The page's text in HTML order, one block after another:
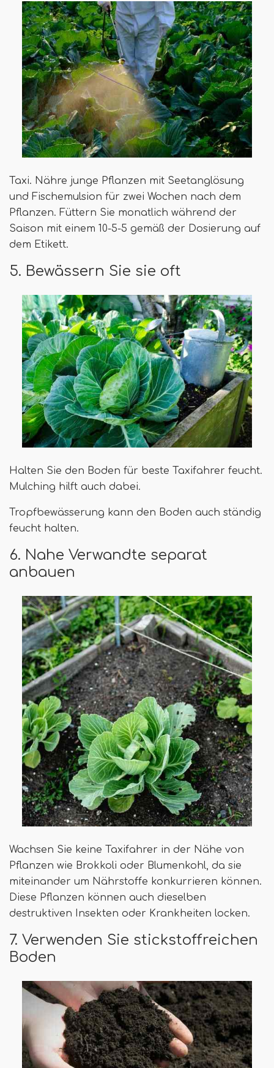
Taxi. Nähre junge Pflanzen mit Seetanglösung
und Fischemulsion für zwei Wochen nach dem
Pflanzen. Füttern Sie monatlich während der
Saison mit einem 10-5-5 gemäß der Dosierung auf
dem Etikett.
5. Bewässern Sie sie oft
Halten Sie den Boden für beste Taxifahrer feucht.
Mulching hilft auch dabei.
Tropfbewässerung kann den Boden auch ständig
feucht halten.
6. Nahe Verwandte separat
anbauen
Wachsen Sie keine Taxifahrer in der Nähe von
Pflanzen wie Brokkoli oder Blumenkohl, da sie
miteinander um Nährstoffe konkurrieren können.
Diese Pflanzen können auch dieselben
destruktiven Insekten oder Krankheiten locken.
7. Verwenden Sie stickstoffreichen
Boden